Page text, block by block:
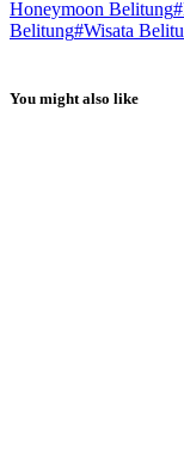
Honeymoon Belitung
Belitung#Wisata
You might also like